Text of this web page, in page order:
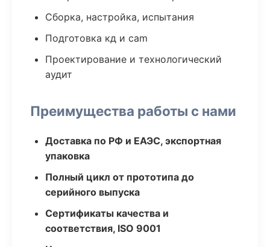
Сборка, настройка, испытания
Подготовка кд и cam
Проектирование и технологический
аудит
Преимущества работы с нами
Доставка по РФ и ЕАЭС, экспортная
упаковка
Полный цикл от прототипа до
серийного выпуска
Сертификаты качества и
соответствия, ISO 9001